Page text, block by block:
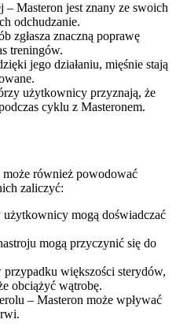
– Masteron jest znany ze swoich
odchudzanie.
zgłasza znaczną poprawę
treningów.
jego działaniu, mięśnie stają
użytkownicy przyznają, że
cyklu z Masteronem.
również powodować
zaliczyć:
mogą doświadczać
mogą przyczynić się do
większości sterydów,
obciążyć wątrobę.
– Masteron może wpływać